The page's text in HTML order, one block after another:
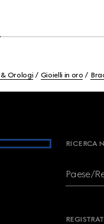
& Orologi Gioielli in oro
RICERCA
Paese/